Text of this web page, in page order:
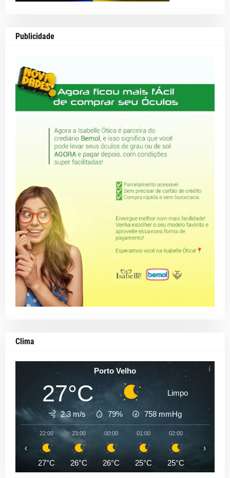
Publicidade
Clima
Porto Velho
27°C Limpo
2.3 m/s 79% 758 mmHg
22:00
27°C
23:00
26°C
00:00
26°C
01:00
25°C
02:00
25°C
‹ ›